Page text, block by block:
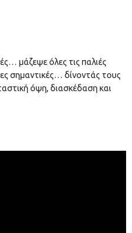
μάζεψε όλες τις παλιές
σημαντικές… δίνοντάς τους
όψη, διασκέδαση και